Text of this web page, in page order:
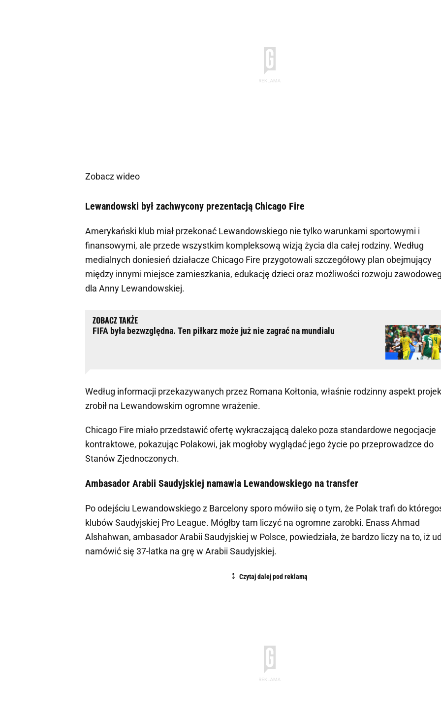
Zobacz wideo
Lewandowski był zachwycony prezentacją Chicago Fire
Amerykański klub miał przekonać Lewandowskiego nie tylko warunkami sportowymi i
finansowymi, ale przede wszystkim kompleksową wizją życia dla całej rodziny. Według
medialnych doniesień działacze Chicago Fire przygotowali szczegółowy plan obejmujący
między innymi miejsce zamieszkania, edukację dzieci oraz możliwości rozwoju
dla Anny Lewandowskiej.
FIFA była bezwzględna. Ten piłkarz może już nie zagrać na mundialu
Według informacji przekazywanych przez Romana Kołtonia, właśnie rodzinny aspekt
zrobił na Lewandowskim ogromne wrażenie.
Chicago Fire miało przedstawić ofertę wykraczającą daleko poza standardowe negocjacje
kontraktowe, pokazując Polakowi, jak mogłoby wyglądać jego życie po przeprowadzce do
Stanów Zjednoczonych.
Ambasador Arabii Saudyjskiej namawia Lewandowskiego na transfer
Po odejściu Lewandowskiego z Barcelony sporo mówiło się o tym, że Polak trafi do
klubów Saudyjskiej Pro League. Mógłby tam liczyć na ogromne zarobki. Enass Ahmad
Alshahwan, ambasador Arabii Saudyjskiej w Polsce, powiedziała, że bardzo liczy na to, iż
namówić się 37-latka na grę w Arabii Saudyjskiej.